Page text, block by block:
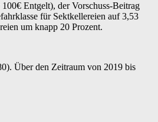
Entgelt), der Vorschuss-Beitrag
für Sektkellereien auf 3,53
um knapp 20 Prozent.
Über den Zeitraum von 2019 bis